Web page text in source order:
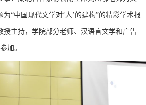
“中国现代文学对‘人’的建构”的精彩学术报
授主持，学院部分老师、汉语言文学和广告
加。